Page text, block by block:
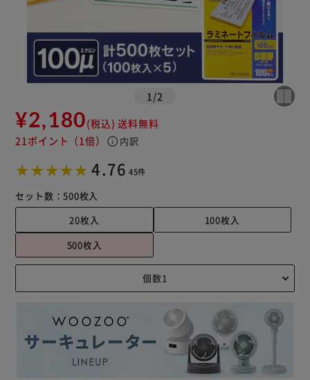
1 /2
¥2,180(税込) 送料無料
21ポイント （1倍） info 内訳
4.76 45件
セット数：500枚入
20枚入
100枚入
500枚入